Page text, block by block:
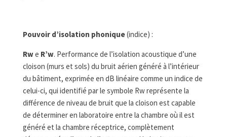
Pouvoir d’isolation phonique(indice) :
Rwe R’w. Performance de l’isolation acoustique d’une
cloison (murs et sols) du bruit aérien généré à l’intérieur
du bâtiment, exprimée en dB linéaire comme un indice de
celui-ci, qui identifié par le symbole Rw représente la
différence de niveau de bruit que la cloison est capable
de déterminer en laboratoire entre la chambre où il est
généré et la chambre réceptrice, complètement